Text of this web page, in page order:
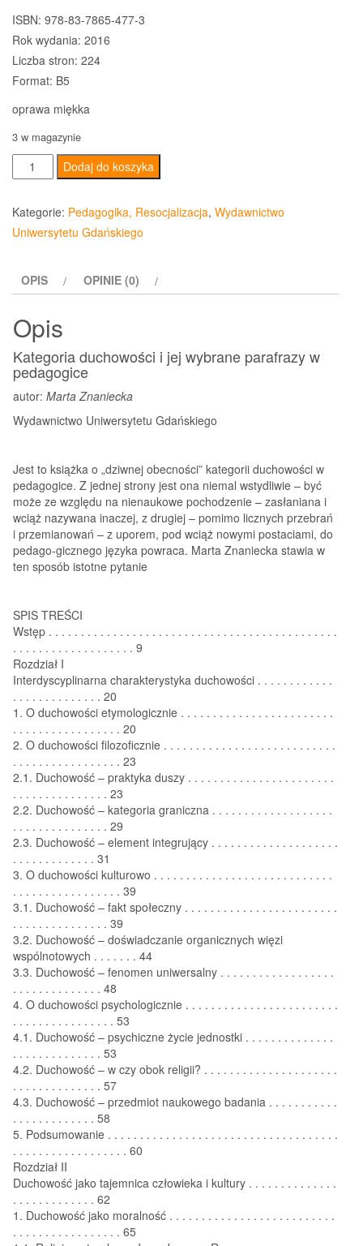
ISBN: 978-83-7865-477-3
Rok wydania: 2016
Liczba stron: 224
Format: B5
oprawa miękka
3 w magazynie
ilość
Kategoria
duchowości
i
parafrazy
pedagogice
Dodaj do koszyka
Kategorie: Pedagogika, Resocjalizacja, Wydawnictwo
Uniwersytetu Gdańskiego
OPIS OPINIE (0)
Opis
Kategoria duchowości i jej wybrane parafrazy w
pedagogice
autor: Marta Znaniecka
Wydawnictwo Uniwersytetu Gdańskiego
Jest to książka o „dziwnej obecności” kategorii duchowości w
pedagogice. Z jednej strony jest ona niemal wstydliwie – być
może ze względu na nienaukowe pochodzenie – zasłaniana i
wciąż nazywana inaczej, z drugiej – pomimo licznych przebrań
i przemianowań – z uporem, pod wciąż nowymi postaciami, do
pedago-gicznego języka powraca. Marta Znaniecka stawia w
ten sposób istotne pytanie
SPIS TREŚCI
Wstęp . . . . . . . . . . . . . . . . . . . . . . . . . . . . . . . . . . . . . . . . . . . . .
. . . . . . . . . . . . . . . . . . . 9
Rozdział I
Interdyscyplinarna charakterystyka duchowości . . . . . . . . . . . .
. . . . . . . . . . . . . . 20
1. O duchowości etymologicznie . . . . . . . . . . . . . . . . . . . . . . . .
. . . . . . . . . . . . . . . . . 20
2. O duchowości filozoficznie . . . . . . . . . . . . . . . . . . . . . . . . . . .
. . . . . . . . . . . . . . . . . 23
2.1. Duchowość – praktyka duszy . . . . . . . . . . . . . . . . . . . . . . .
. . . . . . . . . . . . . . . 23
2.2. Duchowość – kategoria graniczna . . . . . . . . . . . . . . . . . . .
. . . . . . . . . . . . . . . 29
2.3. Duchowość – element integrujący . . . . . . . . . . . . . . . . . . . .
. . . . . . . . . . . . . 31
3. O duchowości kulturowo . . . . . . . . . . . . . . . . . . . . . . . . . . . .
. . . . . . . . . . . . . . . . . 39
3.1. Duchowość – fakt społeczny . . . . . . . . . . . . . . . . . . . . . . . .
. . . . . . . . . . . . . . . 39
3.2. Duchowość – doświadczanie organicznych więzi
wspólnotowych . . . . . . . 44
3.3. Duchowość – fenomen uniwersalny . . . . . . . . . . . . . . . . . .
. . . . . . . . . . . . . . 48
4. O duchowości psychologicznie . . . . . . . . . . . . . . . . . . . . . . . .
. . . . . . . . . . . . . . . . 53
4.1. Duchowość – psychiczne życie jednostki . . . . . . . . . . . . . .
. . . . . . . . . . . . . . 53
4.2. Duchowość – w czy obok religii? . . . . . . . . . . . . . . . . . . . . .
. . . . . . . . . . . . . . 57
4.3. Duchowość – przedmiot naukowego badania . . . . . . . . . . .
. . . . . . . . . . . . . 58
5. Podsumowanie . . . . . . . . . . . . . . . . . . . . . . . . . . . . . . . . . . . .
. . . . . . . . . . . . . . . . . . 60
Rozdział II
Duchowość jako tajemnica człowieka i kultury . . . . . . . . . . . . . .
. . . . . . . . . . . . . 62
1. Duchowość jako moralność . . . . . . . . . . . . . . . . . . . . . . . . . .
. . . . . . . . . . . . . . . . . 65